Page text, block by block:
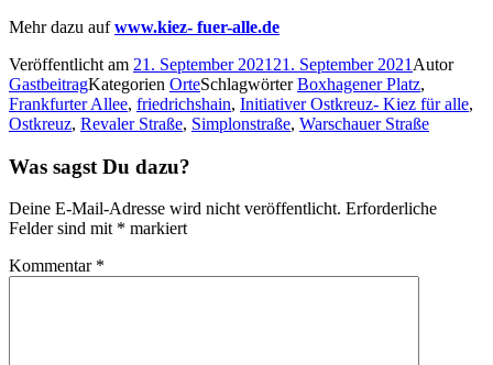
Mehr dazu aufwww.kiez- fuer-alle.de
Veröffentlicht am 21. September 2021 21. September 2021 Autor
GastbeitragKategorien OrteSchlagwörterBoxhagener Platz,
Frankfurter Allee, friedrichshain, Initiativer Ostkreuz- Kiez für alle,
Ostkreuz, Revaler Straße, Simplonstraße, Warschauer Straße
Was sagst Du dazu?
Deine E-Mail-Adresse wird nicht veröffentlicht. Erforderliche
Felder sind mit * markiert
Kommentar *